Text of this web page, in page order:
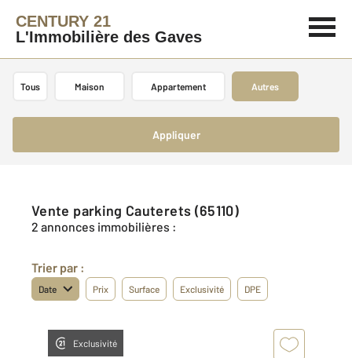
CENTURY 21
L'Immobilière des Gaves
Tous Maison Appartement Autres
Appliquer
Vente parking Cauterets (65110)
2 annonces immobilières :
Trier par :
Date Prix Surface Exclusivité DPE
Exclusivité